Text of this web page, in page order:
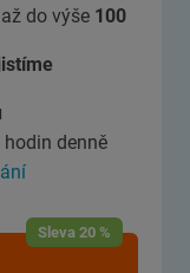
do výše 100
hodin denně
Sleva 20 %